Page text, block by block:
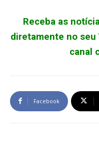
Receba as
diretamente no seu
canal
Facebook